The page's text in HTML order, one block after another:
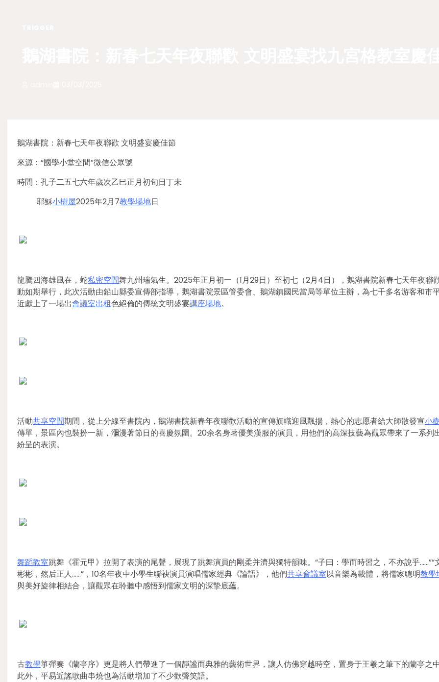
鵝湖書院：新春七天年夜聯歡 文明盛宴慶佳節
來源：“國學小堂空間”微信公眾號
時間：孔子二五七六年歲次乙巳正月初旬日丁未
耶穌小樹屋2025年2月7教學場地日
龍騰四海雄風在，蛇私密空間舞九州瑞氣生。2025年正月初一（1月29日）至初七（2月4日），鵝湖書院新春七天年夜聯
動如期舉行，此次活動由鉛山縣委宣傳部指導，鵝湖書院景區管委會、鵝湖鎮國民當局等單位主辦，為七千多名游客和市
近獻上了一場出會議室出租色絕倫的傳統文明盛宴講座場地。
活動共享空間期間，從上分線至書院內，鵝湖書院新春年夜聯歡活動的宣傳旗幟迎風飄揚，熱心的志愿者給大師散發宣小
傳單，景區內也裝扮一新，瀰漫著節日的喜慶氛圍。20余名身著優美漢服的演員，用他們的高深技藝為觀眾帶來了一系列
紛呈的表演。
舞蹈教室跳舞《霍元甲》拉開了表演的尾聲，展現了跳舞演員的剛柔并濟與獨特韻味。“子曰：學而時習之，不亦說乎……”“
彬彬，然后正人……”，10名年夜中小學生聯袂演員演唱儒家經典《論語》，他們共享會議室以音樂為載體，將儒家聰明教學
與美好旋律相結合，讓觀眾在聆聽中感悟到儒家文明的深摯底蘊。
古教學箏彈奏《蘭亭序》更是將人們帶進了一個靜謐而典雅的藝術世界，讓人仿佛穿越時空，置身于王羲之筆下的蘭亭之中
此外，平易近謠歌曲串燒也為活動增加了不少歡聲笑語。